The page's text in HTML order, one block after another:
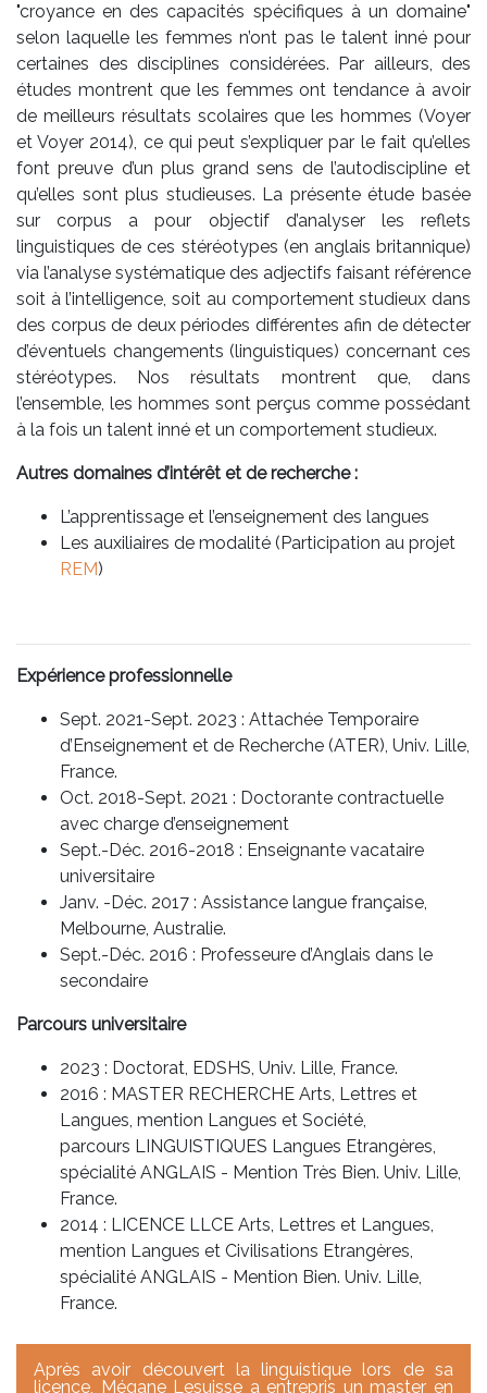
"croyance en des capacités spécifiques à un domaine"
selon laquelle les femmes n’ont pas le talent inné pour
certaines des disciplines considérées. Par ailleurs, des
études montrent que les femmes ont tendance à avoir
de meilleurs résultats scolaires que les hommes (Voyer
et Voyer 2014), ce qui peut s’expliquer par le fait qu’elles
font preuve d’un plus grand sens de l’autodiscipline et
qu’elles sont plus studieuses. La présente étude basée
sur corpus a pour objectif d’analyser les reflets
linguistiques de ces stéréotypes (en anglais britannique)
via l’analyse systématique des adjectifs faisant référence
soit à l’intelligence, soit au comportement studieux dans
des corpus de deux périodes différentes afin de détecter
d’éventuels changements (linguistiques) concernant ces
stéréotypes. Nos résultats montrent que, dans
l’ensemble, les hommes sont perçus comme possédant
à la fois un talent inné et un comportement studieux.
Autres domaines d’intérêt et de recherche :
L’apprentissage et l’enseignement des langues
Les auxiliaires de modalité (Participation au projet
REM)
Expérience professionnelle
Sept. 2021-Sept. 2023 : Attachée Temporaire
d’Enseignement et de Recherche (ATER), Univ. Lille,
France.
Oct. 2018-Sept. 2021 : Doctorante contractuelle
avec charge d’enseignement
Sept.-Déc. 2016-2018 : Enseignante vacataire
universitaire
Janv. -Déc. 2017 : Assistance langue française,
Melbourne, Australie.
Sept.-Déc. 2016 : Professeure d’Anglais dans le
secondaire
Parcours universitaire
2023 : Doctorat, EDSHS, Univ. Lille, France.
2016 : MASTER RECHERCHE Arts, Lettres et
Langues, mention Langues et Société,
parcours LINGUISTIQUES Langues Etrangères,
spécialité ANGLAIS - Mention Très Bien. Univ. Lille,
France.
2014 : LICENCE LLCE Arts, Lettres et Langues,
mention Langues et Civilisations Etrangères,
spécialité ANGLAIS - Mention Bien. Univ. Lille,
France.
Après avoir découvert la linguistique lors de sa
licence, Mégane Lesuisse a entrepris un master en